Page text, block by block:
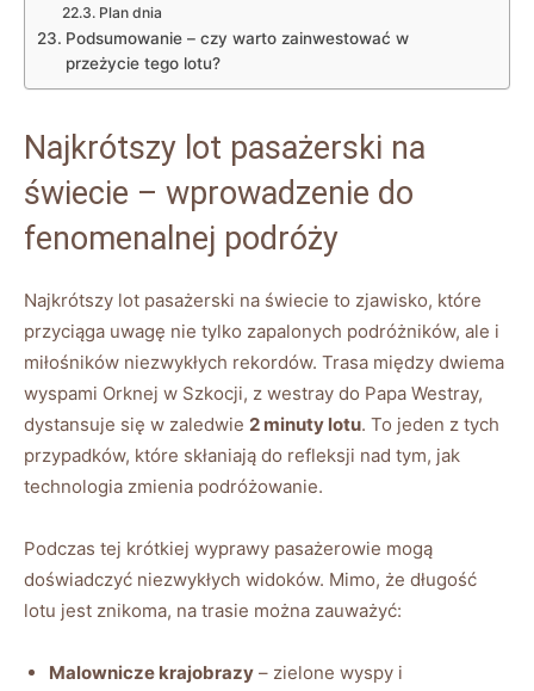
Plan dnia
Podsumowanie – czy warto zainwestować w
przeżycie tego lotu?
Najkrótszy lot pasażerski na
świecie – wprowadzenie do
fenomenalnej podróży
Najkrótszy lot pasażerski na świecie to zjawisko, które
przyciąga uwagę nie tylko zapalonych podróżników, ale i
miłośników niezwykłych rekordów. Trasa między dwiema
wyspami Orknej w Szkocji, z westray do Papa Westray,
dystansuje się w zaledwie 2 minuty lotu. To jeden z tych
przypadków, które skłaniają do refleksji nad tym, jak
technologia zmienia podróżowanie.
Podczas tej krótkiej wyprawy pasażerowie mogą
doświadczyć niezwykłych widoków. Mimo, że długość
lotu jest znikoma, na trasie można zauważyć:
Malownicze krajobrazy – zielone wyspy i